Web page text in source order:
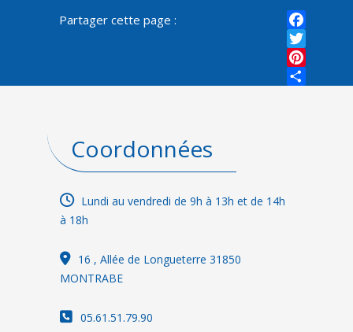
Partager cette page :
Coordonnées
Lundi au vendredi de 9h à 13h et de 14h
à 18h
16 , Allée de Longueterre 31850
MONTRABE
05.61.51.79.90